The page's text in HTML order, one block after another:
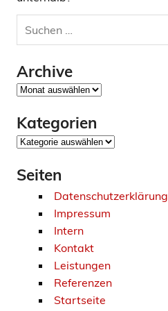
Archive
Archive
Kategorien
Kategorien
Seiten
Datenschutzerklärung
Impressum
Intern
Kontakt
Leistungen
Referenzen
Startseite